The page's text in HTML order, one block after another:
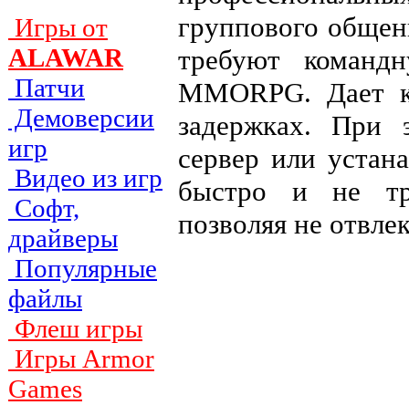
Игры от
ALAWAR
Патчи
Демоверсии
игр
Видео из игр
Софт,
драйверы
Популярные
файлы
Флеш игры
Игры Armor
Games
группового
требуют
MMORPG. Дает
задержках. При
сервер или
быстро и не
позволяя не